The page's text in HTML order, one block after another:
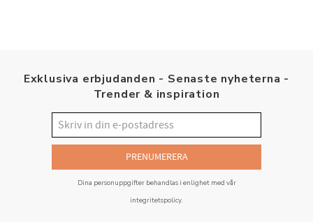
Exklusiva erbjudanden - Senaste nyheterna -
Trender & inspiration
PRENUMERERA
Dina personuppgifter behandlas i enlighet med vår
integritetspolicy.